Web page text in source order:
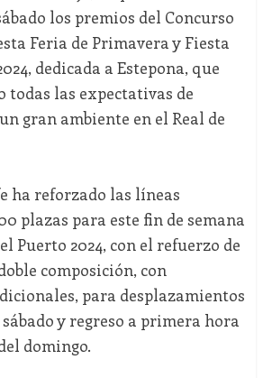
los premios del Concurso
Feria de Primavera y Fiesta
dedicada a Estepona, que
todas las expectativas de
gran ambiente en el Real de
ha reforzado las líneas
plazas para este fin de semana
Puerto 2024, con el refuerzo de
composición, con
para desplazamientos
y regreso a primera hora
domingo.